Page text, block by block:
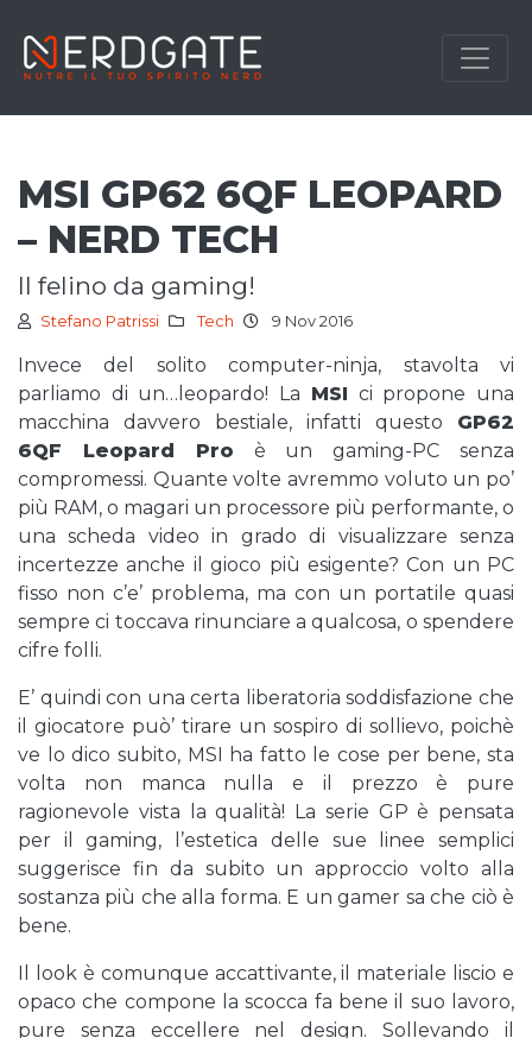
MSI GP62 6QF LEOPARD
– NERD TECH
il felino da gaming!
Stefano Patrissi Tech 9 Nov 2016
Invece del solito computer-ninja, stavolta vi
parliamo di un…leopardo! La MSI ci propone una
macchina davvero bestiale, infatti questo GP62
6QF Leopard Pro è un gaming-PC senza
compromessi. Quante volte avremmo voluto un po’
più RAM, o magari un processore più performante, o
una scheda video in grado di visualizzare senza
incertezze anche il gioco più esigente? Con un PC
fisso non c’e’ problema, ma con un portatile quasi
sempre ci toccava rinunciare a qualcosa, o spendere
cifre folli.
E’ quindi con una certa liberatoria soddisfazione che
il giocatore può’ tirare un sospiro di sollievo, poichè
ve lo dico subito, MSI ha fatto le cose per bene, sta
volta non manca nulla e il prezzo è pure
ragionevole vista la qualità! La serie GP è pensata
per il gaming, l’estetica delle sue linee semplici
suggerisce fin da subito un approccio volto alla
sostanza più che alla forma. E un gamer sa che ciò è
bene.
Il look è comunque accattivante, il materiale liscio e
opaco che compone la scocca fa bene il suo lavoro,
pure senza eccellere nel design. Sollevando il